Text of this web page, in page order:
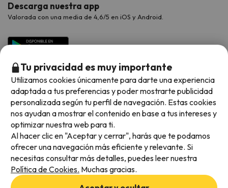
Descarga nuestra app
Valorada con una media de 4,6/5 en iOS y Android.
Métodos de pago disponibles
Tu privacidad es muy importante
Utilizamos cookies únicamente para darte una experiencia
adaptada a tus preferencias y poder mostrarte publicidad
personalizada según tu perfil de navegación. Estas cookies
nos ayudan a mostrar el contenido en base a tus intereses y
optimizar nuestra web para ti.
Al hacer clic en "Aceptar y cerrar", harás que te podamos
ofrecer una navegación más eficiente y relevante. Si
necesitas consultar más detalles, puedes leer nuestra
Política de Cookies. Muchas gracias.